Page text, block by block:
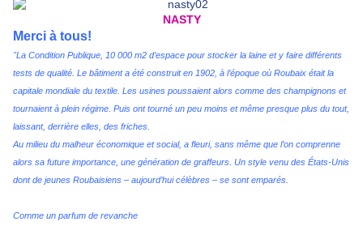
NASTY
Merci à tous!
"La Condition Publique, 10 000 m2 d’espace pour stocker la laine et y faire différents
tests de qualité. Le bâtiment a été construit en 1902, à l’époque où Roubaix était la
capitale mondiale du textile. Les usines poussaient alors comme des champignons et
tournaient à plein régime. Puis onttourné un peu moins et même presque plus du tout,
laissant, derrière elles, des friches.
Au milieu du malheur économique et social, a fleuri, sans même que l’on comprenne
alors sa future importance, une génération de graffeurs. Un style venu des États-Unis
dont de jeunes Roubaisiens – aujourd’hui célèbres – se sont emparés.
Comme un parfum de revanche